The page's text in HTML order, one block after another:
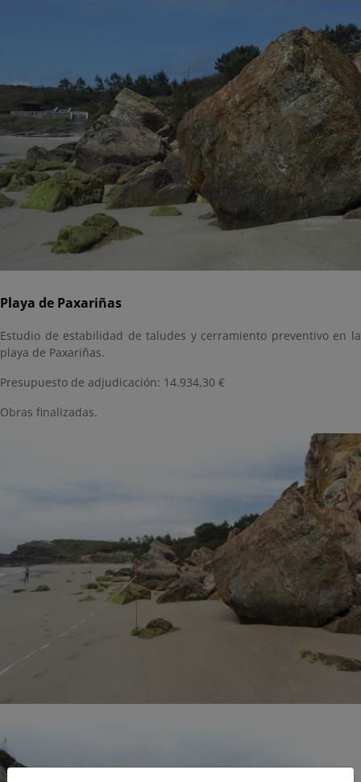
Playa de Paxariñas
Estudio de estabilidad de taludes y cerramiento preventivo en la
playa de Paxariñas.
Presupuesto de adjudicación: 14.934,30 €
Obras finalizadas.